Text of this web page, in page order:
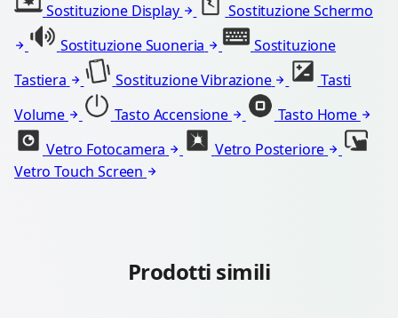
Sostituzione Display
Sostituzione Schermo
Sostituzione Suoneria
Sostituzione
Tastiera
Sostituzione Vibrazione
Tasti
Volume
Tasto Accensione
Tasto Home
Vetro Fotocamera
Vetro Posteriore
Vetro Touch Screen
Prodotti simili